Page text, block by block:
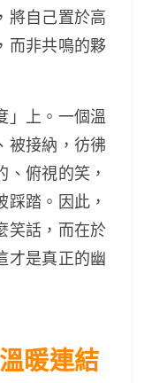
將自己置於高
而非共鳴的夥
」上。一個溫
被接納，彷彿
俯視的笑，
踏。因此，
笑話，而在於
才是真正的幽
暖連結